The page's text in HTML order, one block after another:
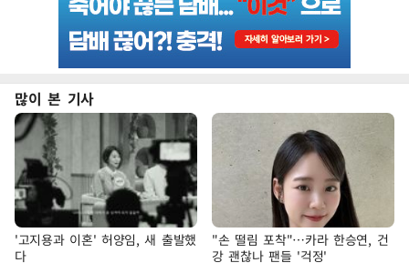
많이 본 기사
'고지용과 이혼' 허양임, 새 출발했
다
"손 떨림 포착"…카라 한승연, 건
강 괜찮나 팬들 '걱정'